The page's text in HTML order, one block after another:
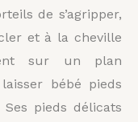
de s’agripper,
et à la cheville
sur un plan
bébé pieds
pieds délicats